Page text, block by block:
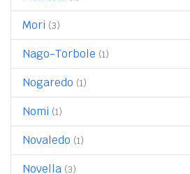
Mori (3)
Nago-Torbole (1)
Nogaredo (1)
Nomi (1)
Novaledo (1)
Novella (3)